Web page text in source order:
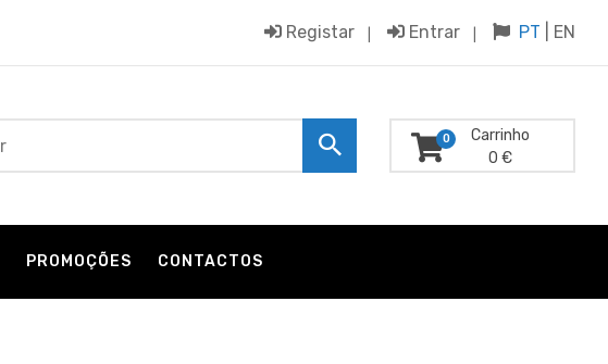
Registar Entrar PT EN
Carrinho
0 €
0
PROMOÇÕES CONTACTOS